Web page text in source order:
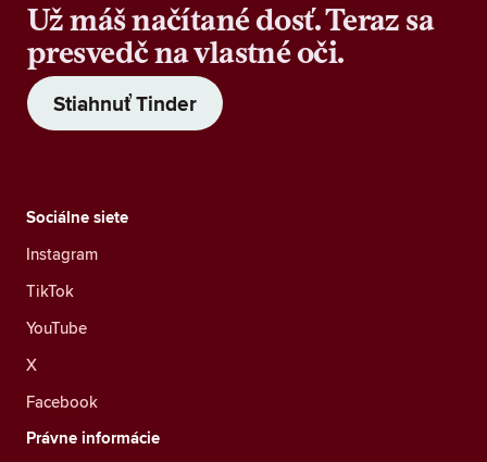
Už máš načítané dosť. Teraz sa
presvedč na vlastné oči.
Stiahnuť Tinder
Sociálne siete
Instagram
TikTok
YouTube
X
Facebook
Právne informácie